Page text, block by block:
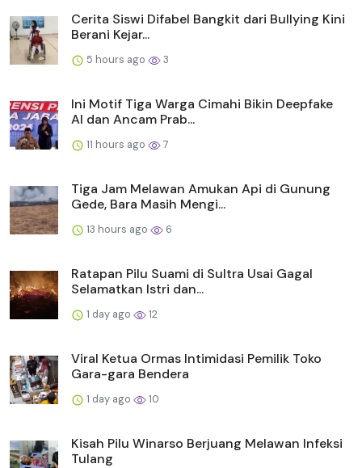
Cerita Siswi Difabel Bangkit dari Bullying Kini
Berani Kejar...
5 hours ago 3
Ini Motif Tiga Warga Cimahi Bikin Deepfake
AI dan Ancam Prab...
11 hours ago 7
Tiga Jam Melawan Amukan Api di Gunung
Gede, Bara Masih Mengi...
13 hours ago 6
Ratapan Pilu Suami di Sultra Usai Gagal
Selamatkan Istri dan...
1 day ago 12
Viral Ketua Ormas Intimidasi Pemilik Toko
Gara-gara Bendera
1 day ago 10
Kisah Pilu Winarso Berjuang Melawan Infeksi
Tulang